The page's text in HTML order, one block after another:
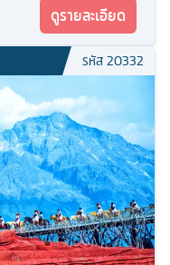
ดูรายละเอียด
รหัส20332